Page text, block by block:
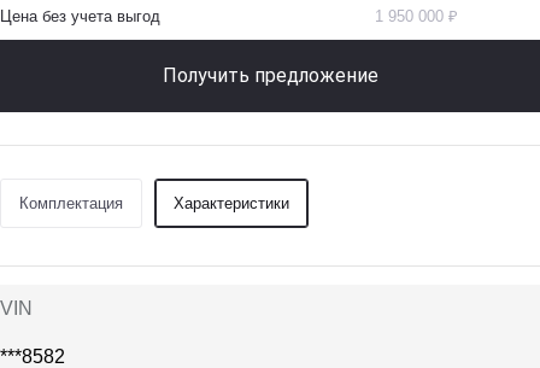
Цена без учета выгод 1 950 000 ₽
Получить предложение
Комплектация Характеристики
VIN
***8582